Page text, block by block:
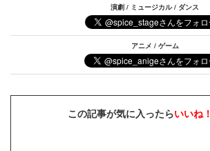
演劇 / ミュージカル / ダンス
アニメ / ゲーム
この記事が気に入ったらいいね！